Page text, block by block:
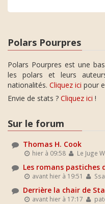
Polars Pourpres
Polars Pourpres est une
les polars et leurs
nationalités. Cliquez ici pour
Envie de stats ? Cliquez ici !
Sur le forum
Thomas H. Cook
hier à 09:58 Le Juge
Les romans pastiches
avant hier à 19:51
Derrière la chair de
avant hier à 17:17